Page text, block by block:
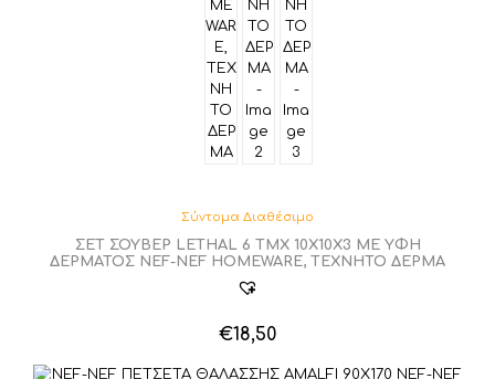
Σύντομα Διαθέσιμο
ΣΕΤ ΣΟΥΒΕΡ LETHAL 6 ΤΜΧ 10X10X3 ΜΕ ΥΦΗ
ΔΕΡΜΑΤΟΣ NEF-NEF HOMEWARE, ΤΕΧΝΗΤΟ ΔΕΡΜΑ
€18,50